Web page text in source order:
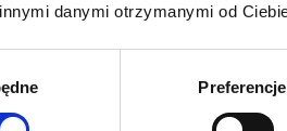
danymi otrzymanymi od
Preferencje
PANI DOUBTFIRE
info